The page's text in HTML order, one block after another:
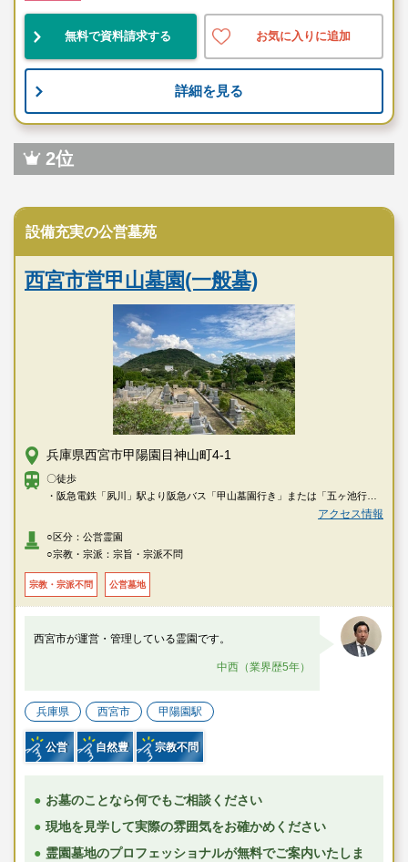
無料で資料請求する お気に入りに追加
詳細を見る
2位
設備充実の公営墓苑
西宮市営甲山墓園(一般墓)
兵庫県西宮市甲陽園目神山町4-1
〇徒歩
・阪急電鉄「夙川」駅より阪急バス「甲山墓園行き」または「五ヶ池行
・阪神電車「西宮」駅より阪神バス鷲林寺線乗車、「甲山墓園前」下車す
ぐ
〇車
・阪急電鉄「甲陽園」駅より車で約5分
アクセス情報
○区分：公営霊園
○宗教・宗派：宗旨・宗派不問
宗教・宗派不問 公営墓地
西宮市が運営・管理している霊園です。
中西（業界歴5年）
兵庫県 西宮市 甲陽園駅
公営 自然豊 宗教不問
お墓のことなら何でもご相談ください
現地を見学して実際の雰囲気をお確かめください
霊園墓地のプロフェッショナルが無料でご案内いたしま